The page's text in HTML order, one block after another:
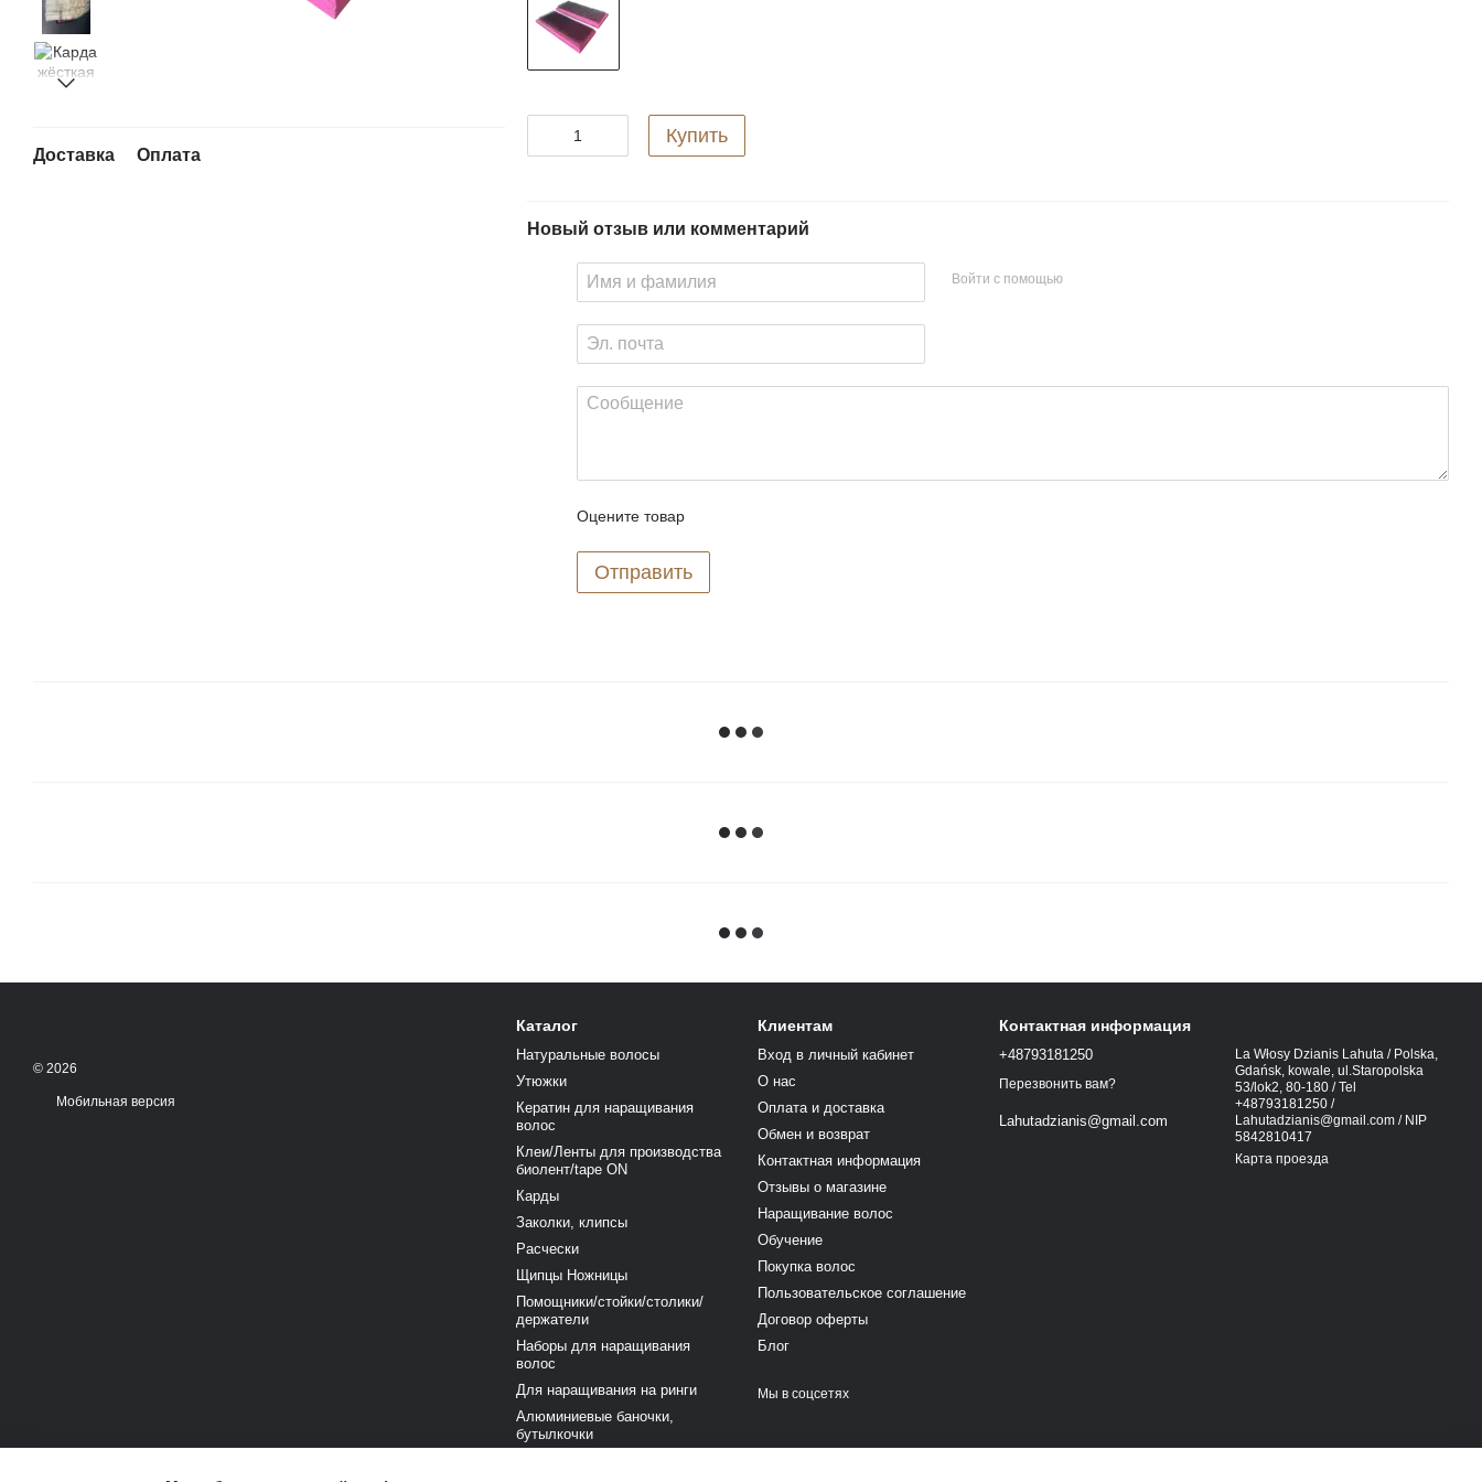
Доставка Оплата
Купить
Новый отзыв или комментарий
Войти с помощью
Оцените товар
Отправить
© 2026
Мобильная версия
Каталог
Натуральные волосы
Утюжки
Кератин для наращивания
волос
Клеи/Ленты для производства
биолент/tape ON
Карды
Заколки, клипсы
Расчески
Щипцы Ножницы
Помощники/стойки/столики/
держатели
Наборы для наращивания
волос
Для наращивания на ринги
Алюминиевые баночки,
бутылкочки
Клиентам
Вход в личный кабинет
О нас
Оплата и доставка
Обмен и возврат
Контактная информация
Отзывы о магазине
Наращивание волос
Обучение
Покупка волос
Пользовательское соглашение
Договор оферты
Блог
Мы в соцсетях
Контактная информация
+48793181250
Перезвонить вам?
Lahutadzianis@gmail.com
La Włosy Dzianis Lahuta / Polska,
Gdańsk, kowale, ul.Staropolska
53/lok2, 80-180 / Tel
+48793181250 /
Lahutadzianis@gmail.com / NIP
5842810417
Карта проезда